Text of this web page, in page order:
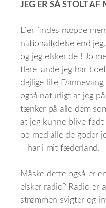
JEG ER SÅ STOLT AF
Der findes næppe
nationalfølelse end
og jeg elsker det! Jo
flere lande jeg har
dejlige lille
også naturligt at jeg
tænker på alle dem
at jeg kunne blive
op med alle de goder
– har i mit fæderland.
Måske dette også er
elsker radio? Radio er
strømmen svigter og